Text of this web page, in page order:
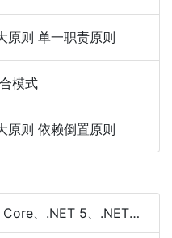
原则 单一职责原则
模式
原则 依赖倒置原则
、.NET 6和.NET 7 简介及区别